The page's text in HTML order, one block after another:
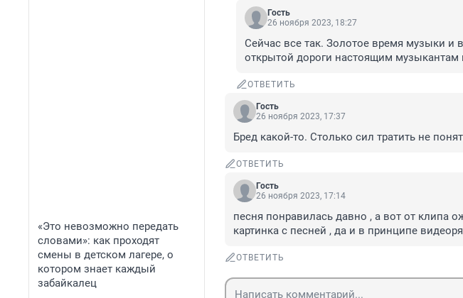
«Это невозможно передать
словами»: как проходят
смены в детском лагере, о
котором знает каждый
забайкалец
Гость
26 ноября 2023, 18:27
Сейчас все так. Золотое время музыки и
открытой дороги настоящим
ОТВЕТИТЬ
Гость
26 ноября 2023, 17:37
Бред какой-то. Столько сил тратить не
ОТВЕТИТЬ
Гость
26 ноября 2023, 17:14
песня понравилась давно , а вот от клипа
картинка с песней , да и в принципе
ОТВЕТИТЬ